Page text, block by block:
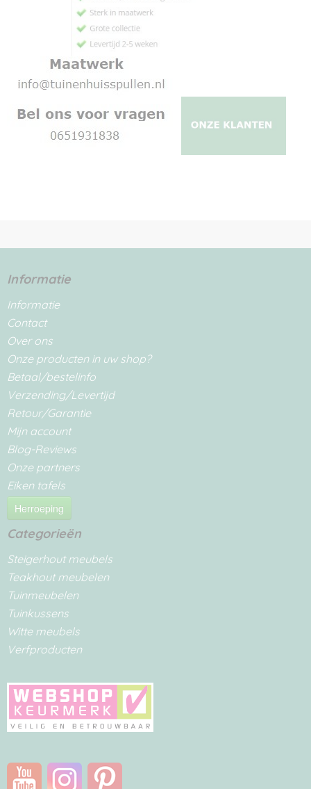
Informatie
Informatie
Contact
Over ons
Onze producten in uw shop?
Betaal/bestelinfo
Verzending/Levertijd
Retour/Garantie
Mijn account
Blog-Reviews
Onze partners
Eiken tafels
Herroeping
Categorieën
Steigerhout meubels
Teakhout meubelen
Tuinmeubelen
Tuinkussens
Witte meubels
Verfproducten